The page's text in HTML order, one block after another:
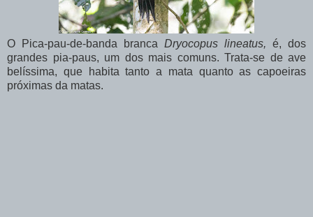
O Pica-pau-de-banda branca Dryocopus lineatus, é, dos
grandes pia-paus, um dos mais comuns. Trata-se de ave
belíssima, que habita tanto a mata quanto as capoeiras
próximas da matas.